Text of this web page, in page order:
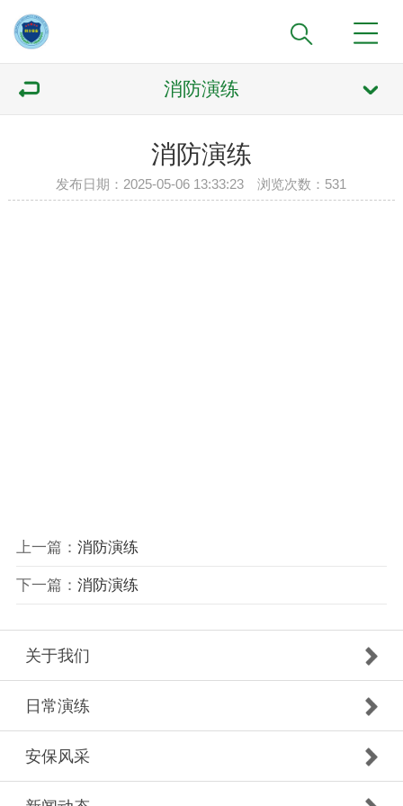
消防演练
消防演练
发布日期：2025-05-06 13:33:23 浏览次数： 531
上一篇： 消防演练
下一篇： 消防演练
关于我们
日常演练
安保风采